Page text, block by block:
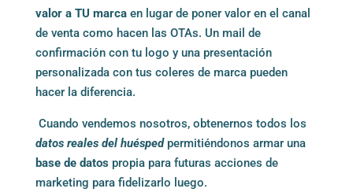
valor a TU marcaen lugar de poner valor en el canal
de venta como hacen las OTAs. Un mail de
confirmación con tu logo y una presentación
personalizada con tus coleres de marca pueden
hacer la diferencia.
Cuando vendemos nosotros, obtenernos todos los
datos reales del huéspedpermitiéndonos armar una
base de datospropia para futuras acciones de
marketing para fidelizarlo luego.